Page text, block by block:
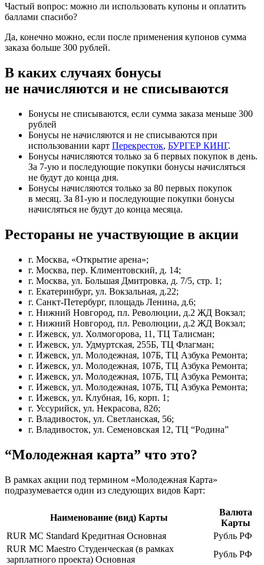
Частый вопрос: можно ли использовать купоны и оплатить
баллами спасибо?
Да, конечно можно, если после применения купонов сумма
заказа больше 300 рублей.
В каких случаях бонусы
не начисляются и не списываются
Бонусы не списываются, если сумма заказа меньше 300
рублей
Бонусы не начисляются и не списываются при
использовании карт Перекресток, БУРГЕР КИНГ.
Бонусы начисляются только за 6 первых покупок в день.
За 7-ую и последующие покупки бонусы начисляться
не будут до конца дня.
Бонусы начисляются только за 80 первых покупок
в месяц. За 81-ую и последующие покупки бонусы
начисляться не будут до конца месяца.
Рестораны не участвующие в акции
г. Москва, «Открытие арена»;
г. Москва, пер. Климентовский, д. 14;
г. Москва, ул. Большая Дмитровка, д. 7/5, стр. 1;
г. Екатеринбург, ул. Вокзальная, д.22;
г. Санкт-Петербург, площадь Ленина, д.6;
г. Нижний Новгород, пл. Революции, д.2 ЖД Вокзал;
г. Нижний Новгород, пл. Революции, д.2 ЖД Вокзал;
г. Ижевск, ул. Холмогорова, 11, ТЦ Талисман;
г. Ижевск, ул. Удмуртская, 255Б, ТЦ Флагман;
г. Ижевск, ул. Молодежная, 107Б, ТЦ Азбука Ремонта;
г. Ижевск, ул. Молодежная, 107Б, ТЦ Азбука Ремонта;
г. Ижевск, ул. Молодежная, 107Б, ТЦ Азбука Ремонта;
г. Ижевск, ул. Молодежная, 107Б, ТЦ Азбука Ремонта;
г. Ижевск, ул. Клубная, 16, корп. 1;
г. Уссурийск, ул. Некрасова, 82б;
г. Владивосток, ул. Светланская, 56;
г. Владивосток, ул. Семеновская 12, ТЦ “Родина”
“Молодежная карта” что это?
В рамках акции под термином «Молодежная Карта»
подразумевается один из следующих видов Карт:
Наименование (вид) Карты
Валюта
Карты
RUR МС Standard Кредитная Основная
Рубль РФ
RUR МС Maestro Студенческая (в рамках
зарплатного проекта) Основная
Рубль РФ